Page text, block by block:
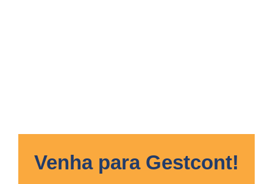
Venha para Gestcont!